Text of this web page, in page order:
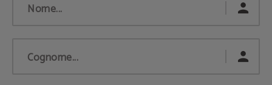
Nome...
Cognome...